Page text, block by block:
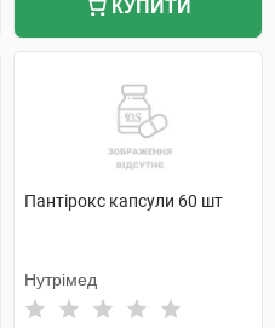
КУПИТИ
Пантірокс капсули 60 шт
Нутрімед